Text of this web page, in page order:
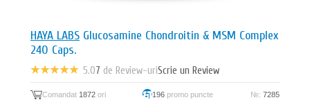
HAYA LABS Glucosamine Chondroitin & MSM Complex
240 Caps.
5.07 de Review-uriScrie un Review
Comandat 1872ori 196 promo puncte №: 7285